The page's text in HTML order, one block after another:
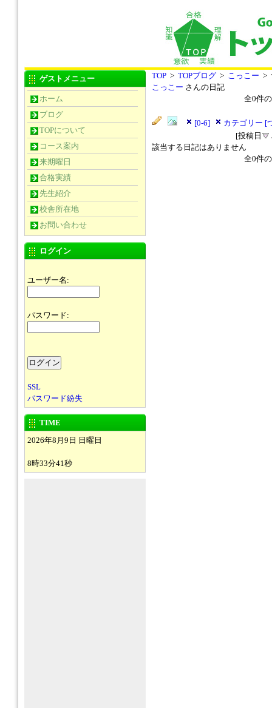
ゲストメニュー
ホーム
ブログ
TOPについて
コース案内
来期曜日
合格実績
先生紹介
校舎所在地
お問い合わせ
ログイン
ユーザー名:
パスワード:
SSL
パスワード紛失
TIME
2026年8月9日 日曜日
8時33分41秒
TOP > TOPブログ > こっこー >
こっこー さんの日記
全0件
[0-6]
カテゴリー [
[投稿日
該当する日記はありません
全0件